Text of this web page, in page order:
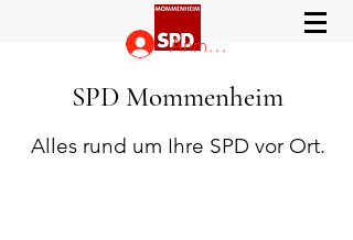
SPD Mommenheim
Alles rund um Ihre SPD vor Ort.
Anmelden